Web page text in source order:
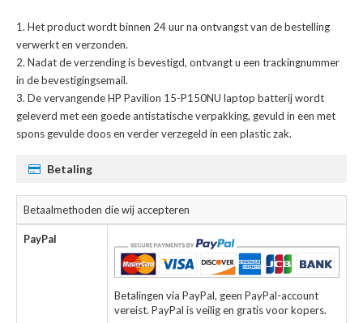
Het product wordt binnen 24 uur na ontvangst van de bestelling
verwerkt en verzonden.
Nadat de verzending is bevestigd, ontvangt u een trackingnummer
in de bevestigingsemail.
Devervangende HP Pavilion 15-P150NU laptop batterijwordt
geleverd met een goede antistatische verpakking, gevuld in een met
spons gevulde doos en verder verzegeld in een plastic zak.
Betaling
Betaalmethoden die wij accepteren
PayPal
Betalingen via PayPal, geen PayPal-account
vereist. PayPal is veilig en gratis voor kopers.